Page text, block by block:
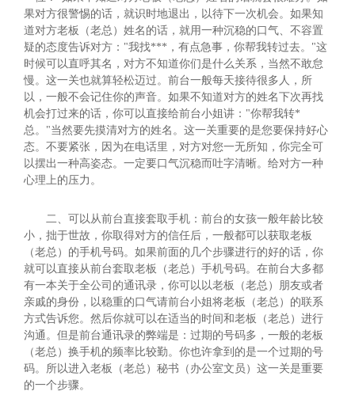
果对方很警惕的话，就识时地退出，以待下一次机会。如果知
道对方老板（老总）姓名的话，就用一种沉稳的口气、不容置
疑的态度告诉对方："我找***，有点急事，你帮我转过去。"这
时候可以直呼其名，对方不知道你们是什么关系，当然不敢怠
慢。这一关也就算轻松迈过。前台一般每天接待很多人，所
以，一般不会记住你的声音。如果不知道对方的姓名下次再找
机会打过来的话，你可以直接给前台小姐讲："你帮我转*
总。"当然要先摸清对方的姓名。这一关重要的是您要保持好心
态。不要紧张，因为在电话里，对方对您一无所知，你完全可
以摆出一种高姿态。一定要口气沉稳而吐字清晰。给对方一种
心理上的压力。
二、可以从前台直接套取手机：前台的女孩一般年龄比较
小，拙于世故，你取得对方的信任后，一般都可以获取老板
（老总）的手机号码。如果前面的几个步骤进行的好的话，你
就可以直接从前台套取老板（老总）手机号码。在前台大多都
有一本关于全公司的通讯录，你可以以老板（老总）朋友或者
亲戚的身份，以稳重的口气请前台小姐将老板（老总）的联系
方式告诉您。然后你就可以在适当的时间和老板（老总）进行
沟通。但是前台通讯录的弊端是：过期的号码多，一般的老板
（老总）换手机的频率比较勤。你也许拿到的是一个过期的号
码。所以进入老板（老总）秘书（办公室文员）这一关是重要
的一个步骤。